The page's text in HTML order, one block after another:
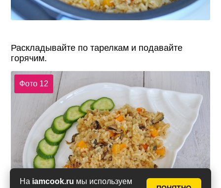
На iamcook.ru мы используем
Раскладывайте по тарелкам и подавайте
горячим.
Фото 12